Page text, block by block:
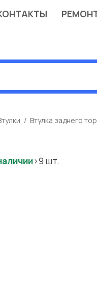
Втулка заднего
>9 шт.